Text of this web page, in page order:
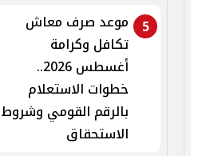
5
موعد صرف معاش
تكافل وكرامة
أغسطس 2026..
خطوات الاستعلام
بالرقم القومي وشروط
الاستحقاق